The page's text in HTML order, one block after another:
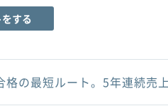
する
格の最短ルート。5年連続売